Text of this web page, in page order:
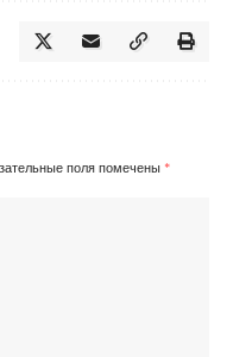
поля помечены *